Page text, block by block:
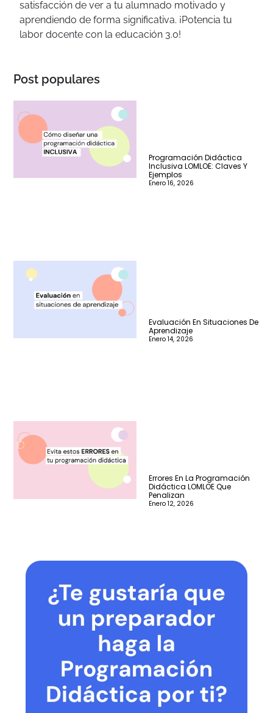
satisfacción de ver a tu alumnado motivado y
aprendiendo de forma significativa. ¡Potencia tu
labor docente con la educación 3.0!
Post populares
Programación Didáctica
Inclusiva LOMLOE: Claves Y
Ejemplos
Enero 16, 2026
Evaluación En Situaciones De
Aprendizaje
Enero 14, 2026
Errores En La Programación
Didáctica LOMLOE Que
Penalizan
Enero 12, 2026